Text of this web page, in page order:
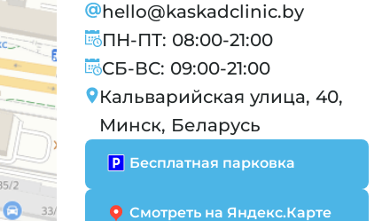
hello@kaskadclinic.by
ПН-ПТ: 08:00-21:00
СБ-ВС: 09:00-21:00
Кальварийская улица, 40,
Минск, Беларусь
Бесплатная парковка
Смотреть на Яндекс.Карте